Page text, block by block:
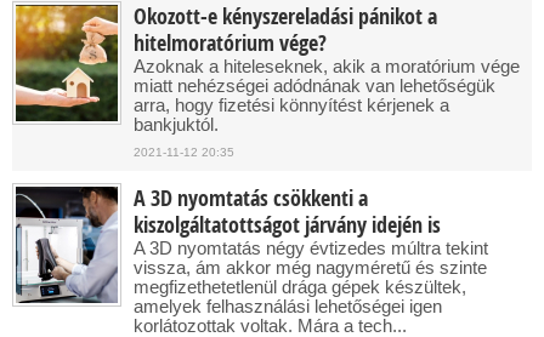
Okozott-e kényszereladási pánikot a
hitelmoratórium vége?
Azoknak a hiteleseknek, akik a moratórium vége
miatt nehézségei adódnának van lehetőségük
arra, hogy fizetési könnyítést kérjenek a
bankjuktól.
2021-11-12 20:35
A 3D nyomtatás csökkenti a
kiszolgáltatottságot járvány idején is
A 3D nyomtatás négy évtizedes múltra tekint
vissza, ám akkor még nagyméretű és szinte
megfizethetetlenül drága gépek készültek,
amelyek felhasználási lehetőségei igen
korlátozottak voltak. Mára a tech...